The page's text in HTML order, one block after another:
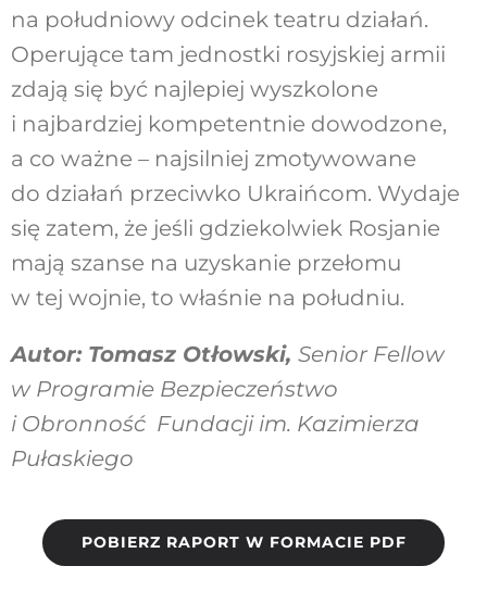
na południowy odcinek teatru działań.
Operujące tam jednostki rosyjskiej armii
zdają się być najlepiej wyszkolone
i najbardziej kompetentnie dowodzone,
a co ważne – najsilniej zmotywowane
do działań przeciwko Ukraińcom. Wydaje
się zatem, że jeśli gdziekolwiek Rosjanie
mają szanse na uzyskanie przełomu
w tej wojnie, to właśnie na południu.
Autor: Tomasz Otłowski, Senior Fellow
w Programie Bezpieczeństwo
i Obronność Fundacji im. Kazimierza
Pułaskiego
POBIERZ RAPORT W FORMACIE PDF